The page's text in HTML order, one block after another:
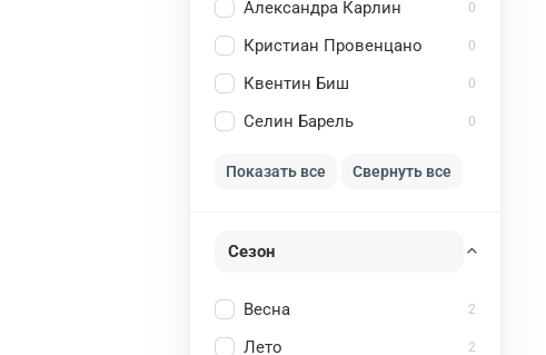
Александра Карлин 0
Кристиан Провенцано 0
Квентин Биш 0
Селин Барель 0
Показать все Свернуть все
Сезон
Весна 2
Лето 2